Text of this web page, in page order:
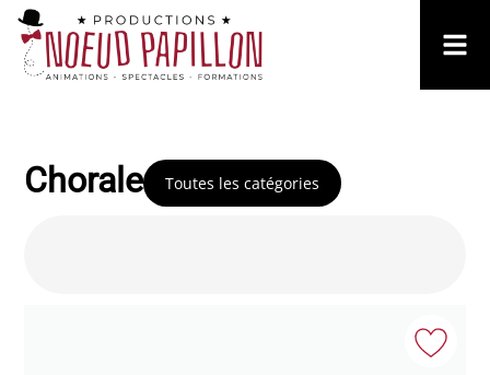
Chorale Toutes les catégories